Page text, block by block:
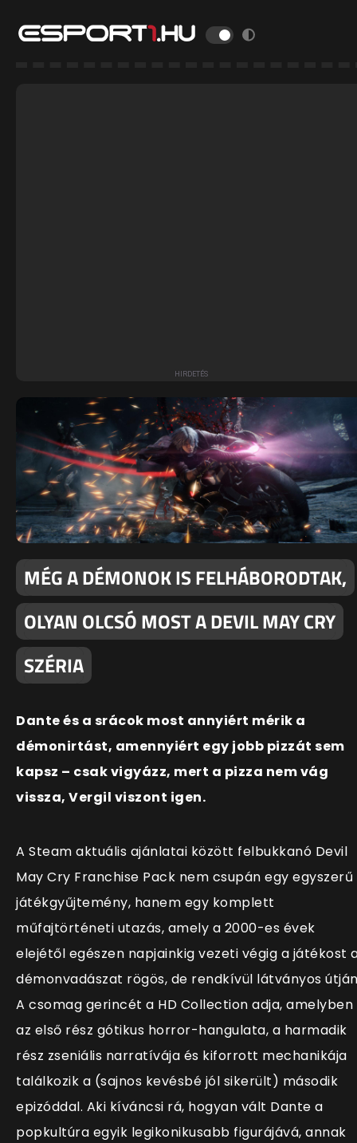
MÉG A DÉMONOK IS FELHÁBORODTAK,
OLYAN OLCSÓ MOST A DEVIL MAY CRY
SZÉRIA
Dante és a srácok most annyiért mérik a
démonirtást, amennyiért egy jobb pizzát sem
kapsz – csak vigyázz, mert a pizza nem vág
vissza, Vergil viszont igen.
A Steam aktuális ajánlatai között felbukkanó Devil
May Cry Franchise Pack nem csupán egy egyszerű
játékgyűjtemény, hanem egy komplett
műfajtörténeti utazás, amely a 2000-es évek
elejétől egészen napjainkig vezeti végig a játékost
démonvadászat rögös, de rendkívül látványos
A csomag gerincét a HD Collection adja, amelyben
az első rész gótikus horror-hangulata, a harmadik
rész zseniális narratívája és kiforrott mechanikája
találkozik a (sajnos kevésbé jól sikerült) második
epizóddal. Aki kíváncsi rá, hogyan vált Dante a
popkultúra egyik legikonikusabb figurájává, annak